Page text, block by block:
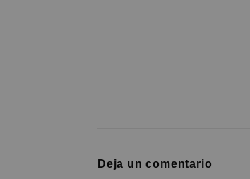
Deja un comentario